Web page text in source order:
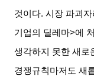
것이다.시장 파괴
기업의 딜레마>에
생각하지 못한 새로
경쟁규칙마저도 새